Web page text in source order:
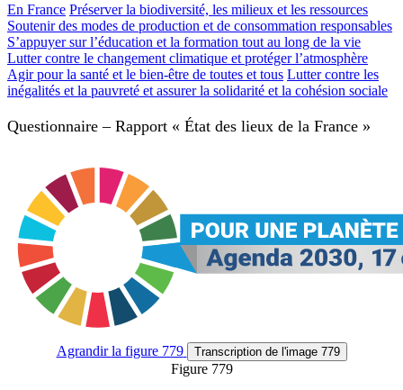
En France Préserver la biodiversité, les milieux et les ressources
Soutenir des modes de production et de consommation responsables
S’appuyer sur l’éducation et la formation tout au long de la vie
Lutter contre le changement climatique et protéger l’atmosphère
Agir pour la santé et le bien-être de toutes et tous Lutter contre les
inégalités et la pauvreté et assurer la solidarité et la cohésion sociale
Questionnaire – Rapport « État des lieux de la France »
Agrandirla figure 779 Transcription de l'image 779
Figure 779